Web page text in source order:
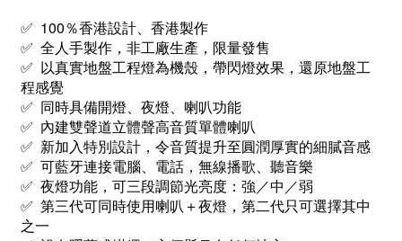
✅ 100％香港設計、香港製作
✅ 全人手製作，非工廠生產，限量發售
✅ 以真實地盤工程燈為機殼，帶閃燈效果，還原地盤工
程感覺
✅ 同時具備開燈、夜燈、喇叭功能
✅ 內建雙聲道立體聲高音質單體喇叭
✅ 新加入特別設計，令音質提升至圓潤厚實的細膩音感
✅ 可藍牙連接電腦、電話，無線播歌、聽音樂
✅ 夜燈功能，可三段調節光亮度 ：強／中／弱
✅ 第三代可同時使用喇叭＋夜燈，第二代只可選擇其中
之一